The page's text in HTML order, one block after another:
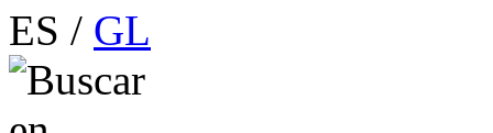
ES / GL